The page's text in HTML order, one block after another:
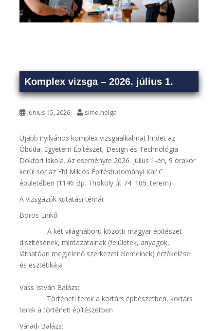
Komplex vizsga – 2026. július 1.
június 15, 2026 simo.helga
Újabb nyilvános komplex vizsgaalkalmat hirdet az
Óbudai Egyetem Építészet, Design és Technológia
Doktori Iskola. Az eseményre 2026. július 1-én, 9 órakor
kerül sor az Ybl Miklós Építéstudományi Kar C
épületében (1146 Bp. Thököly út 74. 105. terem).
A vizsgázók kutatási témái:
Boros Enikő:
​​ A két világháború közötti magyar építészet
díszítésének, mintázatainak (felületek, anyagok,
láthatóan megjelenő szerkezeti elemeinek) érzékelése
és esztétikája​
Vass István Balázs:
Történeti terek a kortárs építészetben, kortárs
terek a történeti építészetben
Váradi Balázs: